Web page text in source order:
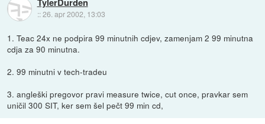
::26. apr 2002, 13:03
1. Teac 24x ne podpira 99 minutnih cdjev, zamenjam 2 99 minutna
cdja za 90 minutna.
2. 99 minutni v tech-tradeu
3. angleški pregovor pravi measure twice, cut once, pravkar sem
uničil 300 SIT, ker sem šel pečt 99 min cd,